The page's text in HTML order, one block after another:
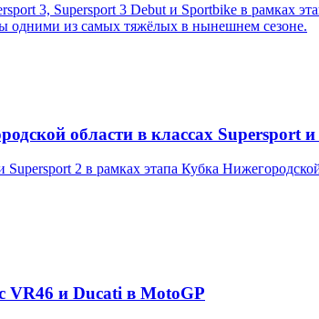
3, Supersport 3 Debut и Sportbike в рамках
одними из самых тяжёлых в нынешнем сезоне.
области в классах Supersport
Supersport 2 в рамках этапа Кубка
VR46 и Ducati в MotoGP